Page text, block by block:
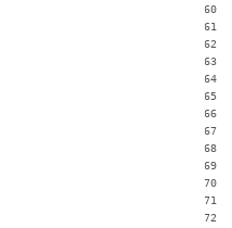
60
61
62
63
64
65
66
67
68
69
70
71
72